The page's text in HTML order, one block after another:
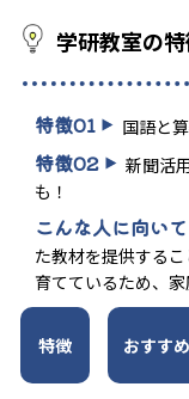
学研教室の
特徴01 国語と
特徴02
新聞活
も！
こんな人に向い
た教材を提供する
育てているため、
特徴 おすす